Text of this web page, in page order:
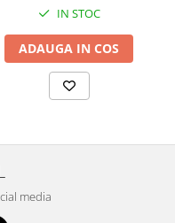
IN STOC
ADAUGA IN COS
media